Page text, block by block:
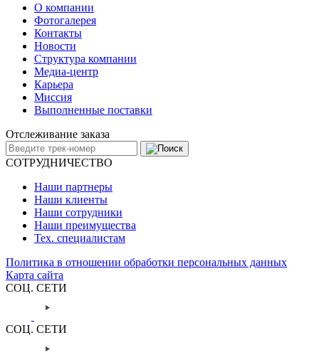
О компании
Фотогалерея
Контакты
Новости
Структура компании
Медиа-центр
Карьера
Миссия
Выполненные поставки
Отслеживание заказа
СОТРУДНИЧЕСТВО
Наши партнеры
Наши клиенты
Наши сотрудники
Наши преимущества
Тех. специалистам
Политика в отношении обработки персональных данных
Карта сайта
СОЦ. СЕТИ
СОЦ. СЕТИ